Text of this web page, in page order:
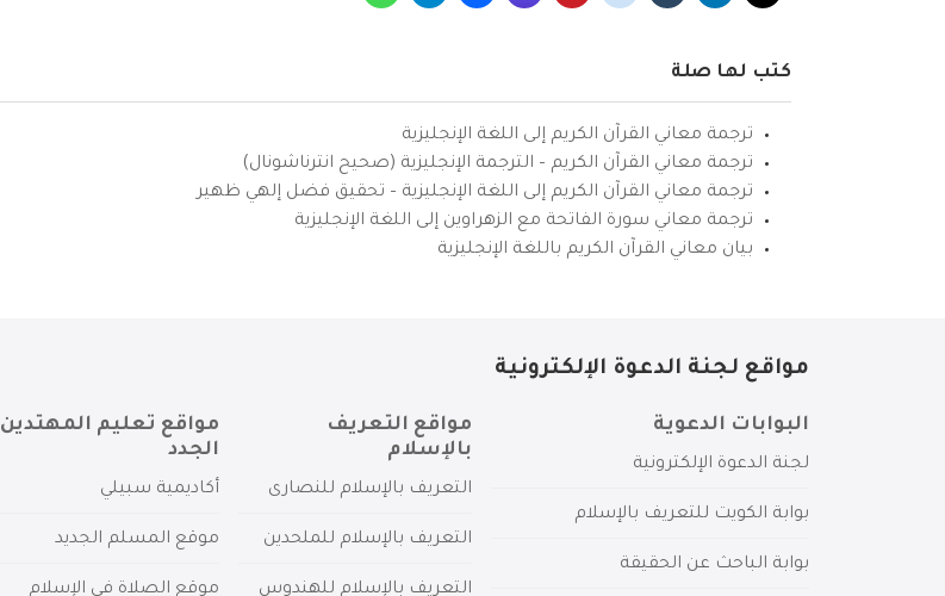
كتب لها صلة
ترجمة معاني القرآن الكريم إلى اللغة الإنجليزية
ترجمة معاني القرآن الكريم – الترجمة الإنجليزية (صحيح انترناشونال)
ترجمة معاني القرآن الكريم إلى اللغة الإنجليزية – تحقيق فضل إلهي ظهير
ترجمة معاني سورة الفاتحة مع الزهراوين إلى اللغة الإنجليزية
بيان معاني القرآن الكريم باللغة الإنجليزية
مواقع لجنة الدعوة الإلكترونية
البوابات الدعوية
لجنة الدعوة الإلكترونية
بوابة الكويت للتعريف بالإسلام
بوابة الباحث عن الحقيقة
مواقع التعريف
بالإسلام
التعريف بالإسلام للنصارى
التعريف بالإسلام للملحدين
التعريف بالإسلام للهندوس
مواقع تعليم المهتدين
الجدد
أكاديمية سبيلي
موقع المسلم الجديد
موقع الصلاة في الإسلام